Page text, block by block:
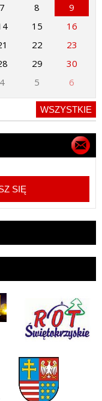
7 8
9
15
16
22
23
29
30
4 5 6
WSZYSTKIE
SIĘ